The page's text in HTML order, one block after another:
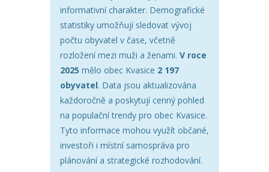
informativní charakter. Demografické
statistiky umožňují sledovat vývoj
počtu obyvatel v čase, včetně
rozložení mezi muži a ženami. V roce
2025 mělo obec Kvasice 2 197
obyvatel. Data jsou aktualizována
každoročně a poskytují cenný pohled
na populační trendy pro obec Kvasice.
Tyto informace mohou využít občané,
investoři i místní samospráva pro
plánování a strategické rozhodování.